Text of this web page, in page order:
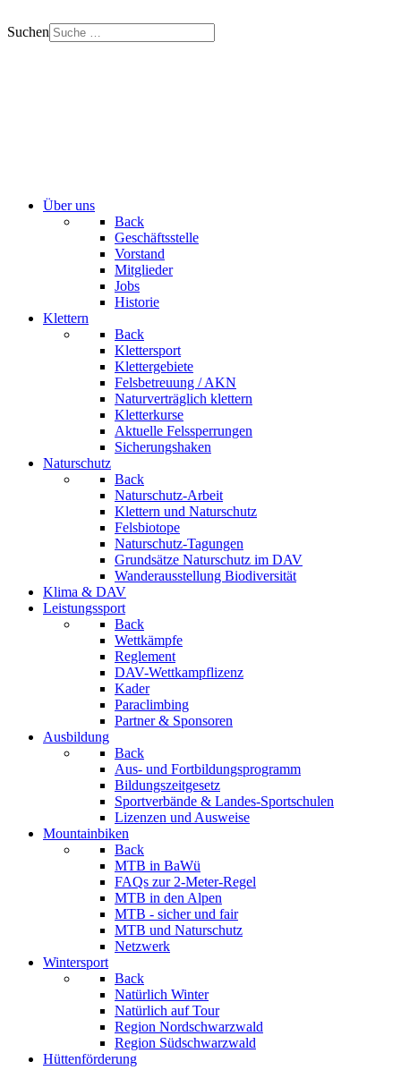
Suchen
Über uns
Back
Geschäftsstelle
Vorstand
Mitglieder
Jobs
Historie
Klettern
Back
Klettersport
Klettergebiete
Felsbetreuung / AKN
Naturverträglich klettern
Kletterkurse
Aktuelle Felssperrungen
Sicherungshaken
Naturschutz
Back
Naturschutz-Arbeit
Klettern und Naturschutz
Felsbiotope
Naturschutz-Tagungen
Grundsätze Naturschutz im DAV
Wanderausstellung Biodiversität
Klima & DAV
Leistungssport
Back
Wettkämpfe
Reglement
DAV-Wettkampflizenz
Kader
Paraclimbing
Partner & Sponsoren
Ausbildung
Back
Aus- und Fortbildungsprogramm
Bildungszeitgesetz
Sportverbände & Landes-Sportschulen
Lizenzen und Ausweise
Mountainbiken
Back
MTB in BaWü
FAQs zur 2-Meter-Regel
MTB in den Alpen
MTB - sicher und fair
MTB und Naturschutz
Netzwerk
Wintersport
Back
Natürlich Winter
Natürlich auf Tour
Region Nordschwarzwald
Region Südschwarzwald
Hüttenförderung